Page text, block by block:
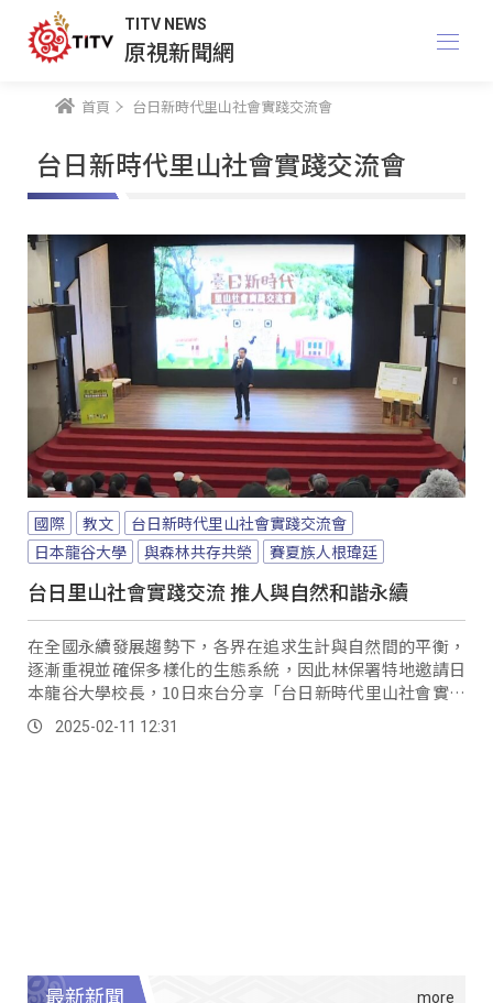
TITV NEWS
原視新聞網
首頁 台日新時代里山社會實踐交流會
台日新時代里山社會實踐交流會
國際 教文
台日新時代里山社會實踐交流會
日本龍谷大學
與森林共存共榮 賽夏族人根瑋廷
台日里山社會實踐交流 推人與自然和諧永續
在全國永續發展趨勢下，各界在追求生計與自然間的平衡，
逐漸重視並確保多樣化的生態系統，因此林保署特地邀請日
本龍谷大學校長，10日來台分享「台日新時代里山社會實踐
交流會」，反思人類在追求幸福與利益的同時，是否只從自
己的角度去行動，省思人類與生物多樣性的平衡。
2025-02-11 12:31
最新新聞